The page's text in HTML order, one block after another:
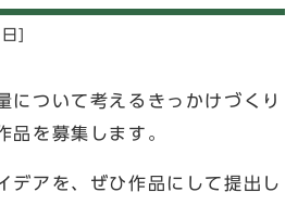
]
について考えるきっかけづくり
品を募集します。
デアを、ぜひ作品にして提出し